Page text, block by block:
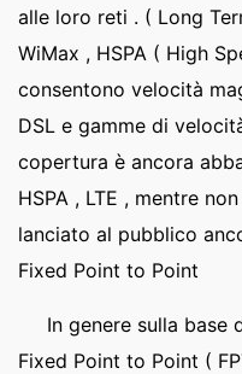
alle loro reti . ( Long
WiMax , HSPA ( High
consentono velocità
DSL e gamme di
copertura è ancora
HSPA , LTE , mentre
lanciato al pubblico
Fixed Point to Point
In genere sulla base
Fixed Point to Point (